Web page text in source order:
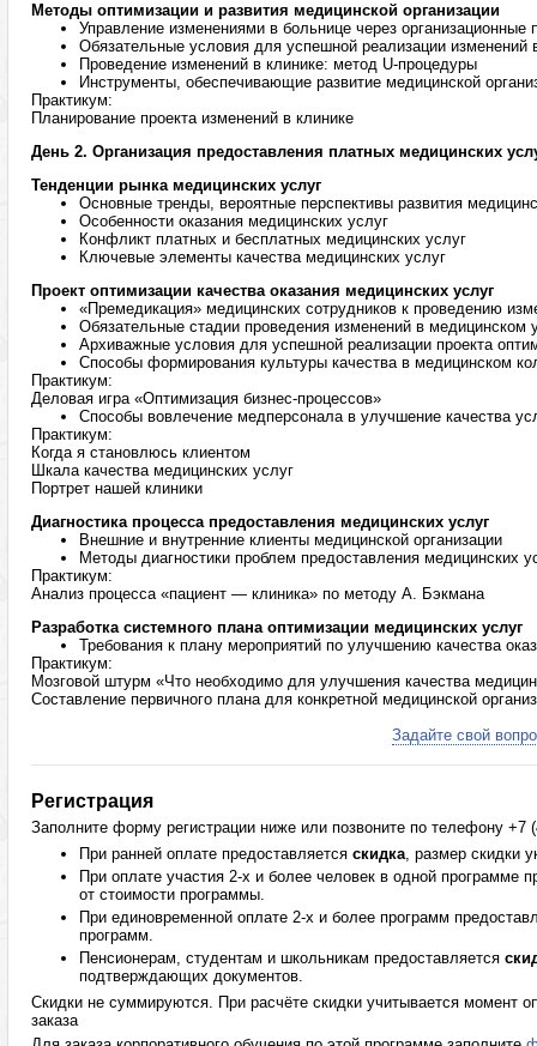
Методы оптимизации и развития медицинской организации
Управление изменениями в больнице через организационные
Обязательные условия для успешной реализации изменений
Проведение изменений в клинике: метод U-процедуры
Инструменты, обеспечивающие развитие медицинской
Практикум:
Планирование проекта изменений в клинике
День 2. Организация предоставления платных медицинских
Тенденции рынка медицинских услуг
Основные тренды, вероятные перспективы развития
Особенности оказания медицинских услуг
Конфликт платных и бесплатных медицинских услуг
Ключевые элементы качества медицинских услуг
Проект оптимизации качества оказания медицинских услуг
«Премедикация» медицинских сотрудников к проведению
Обязательные стадии проведения изменений в медицинском
Архиважные условия для успешной реализации проекта
Способы формирования культуры качества в медицинском
Практикум:
Деловая игра «Оптимизация бизнес-процессов»
Способы вовлечение медперсонала в улучшение качества
Практикум:
Когда я становлюсь клиентом
Шкала качества медицинских услуг
Портрет нашей клиники
Диагностика процесса предоставления медицинских услуг
Внешние и внутренние клиенты медицинской организации
Методы диагностики проблем предоставления медицинских
Практикум:
Анализ процесса «пациент — клиника» по методу А. Бэкмана
Разработка системного плана оптимизации медицинских услуг
Требования к плану мероприятий по улучшению качества
Практикум:
Мозговой штурм «Что необходимо для улучшения качества
Составление первичного плана для конкретной медицинской
Задайте свой
Регистрация
Заполните форму регистрации ниже или позвоните по телефону +7
При ранней оплате предоставляется скидка, размер скидки
При оплате участия 2-х и более человек в одной программе
от стоимости программы.
При единовременной оплате 2-х и более программ
программ.
Пенсионерам, студентам и школьникам предоставляется
подтверждающих документов.
Скидки не суммируются. При расчёте скидки учитывается момент
заказа